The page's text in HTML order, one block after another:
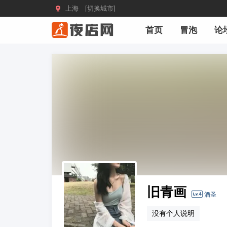
 上海 [切换城市]
首页 冒泡 论
旧青画 酒圣
没有个人说明